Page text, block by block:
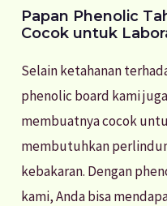
Papan Phenolic
Cocok untuk
Selain ketahanan
phenolic board kami
membuatnya cocok
membutuhkan
kebakaran. Dengan
kami, Anda bisa